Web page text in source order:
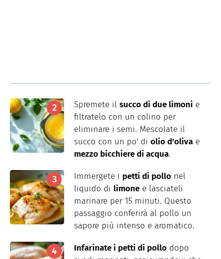
Spremete il succo di due limoni e
filtratelo con un colino per
eliminare i semi. Mescolate il
succo con un po' di olio d'oliva e
mezzo bicchiere di acqua.
Immergete i petti di pollo nel
liquido di limone e lasciateli
marinare per 15 minuti. Questo
passaggio conferirà al pollo un
sapore più intenso e aromatico.
Infarinate i petti di pollo dopo